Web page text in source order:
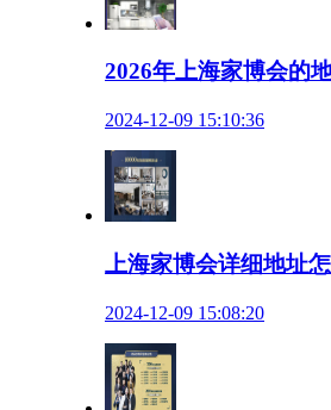
2026年上海家博会的
2024-12-09 15:10:36
上海家博会详细地址
2024-12-09 15:08:20